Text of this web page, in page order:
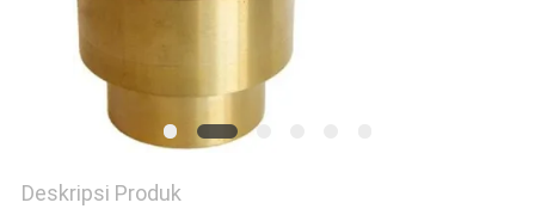
Deskripsi Produk